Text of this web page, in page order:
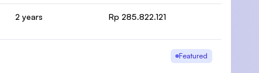
2 years Rp 285.822.121
Featured